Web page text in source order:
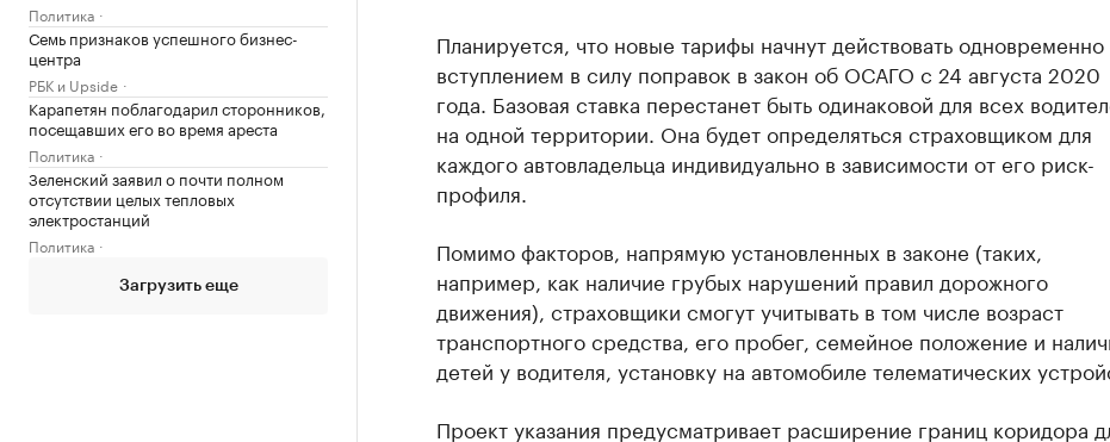
Политика
Семь признаков успешного бизнес-
центра
РБК и Upside
Карапетян поблагодарил сторонников,
посещавших его во время ареста
Политика
Зеленский заявил о почти полном
отсутствии целых тепловых
электростанций
Политика
Загрузить еще
Планируется, что новые тарифы начнут действовать одновременно
вступлением в силу поправок в закон об ОСАГО с 24 августа 2020
года. Базовая ставка перестанет быть одинаковой для всех
на одной территории. Она будет определяться страховщиком для
каждого автовладельца индивидуально в зависимости от его риск-
профиля.
Помимо факторов, напрямую установленных в законе (таких,
например, как наличие грубых нарушений правил дорожного
движения), страховщики смогут учитывать в том числе возраст
транспортного средства, его пробег, семейное положение и
детей у водителя, установку на автомобиле телематических
Проект указания предусматривает расширение границ коридора